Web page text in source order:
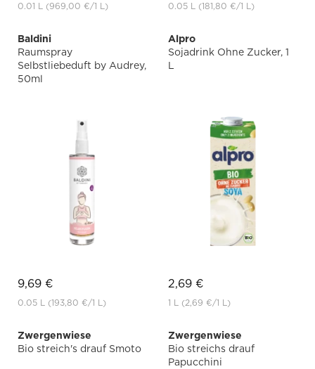
0.01 L (969,00 €/1 L) 0.05 L (181,80 €/1 L)
Baldini
Raumspray
Selbstliebeduft by Audrey,
50ml
9,69 €
0.05 L (193,80 €/1 L)
Alpro
Sojadrink Ohne Zucker, 1
L
2,69 €
1 L (2,69 €/1 L)
Zwergenwiese
Bio streich's drauf Smoto
Zwergenwiese
Bio streichs drauf
Papucchini